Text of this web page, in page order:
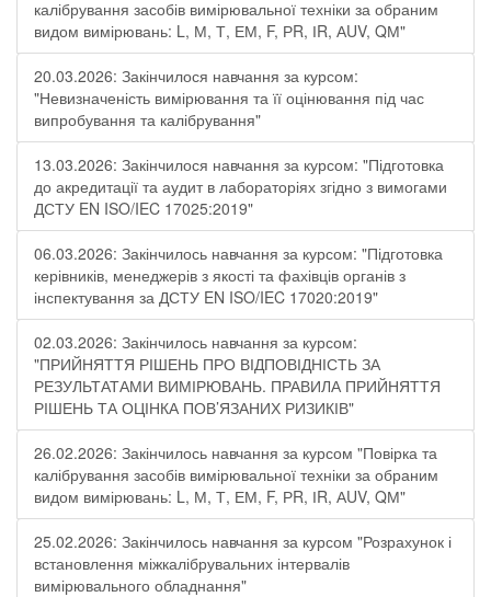
калібрування засобів вимірювальної техніки за обраним
видом вимірювань: L, М, Т, ЕМ, F, РR, ІR, АUV, QМ"
20.03.2026: Закінчилося навчання за курсом:
"Невизначеність вимірювання та її оцінювання під час
випробування та калібрування"
13.03.2026: Закінчилося навчання за курсом: "Підготовка
до акредитації та аудит в лабораторіях згідно з вимогами
ДСТУ EN ISO/IEC 17025:2019"
06.03.2026: Закінчилось навчання за курсом: "Підготовка
керівників, менеджерів з якості та фахівців органів з
інспектування за ДСТУ EN ISO/IEC 17020:2019"
02.03.2026: Закінчилось навчання за курсом:
"ПРИЙНЯТТЯ РІШЕНЬ ПРО ВІДПОВІДНІСТЬ ЗА
РЕЗУЛЬТАТАМИ ВИМІРЮВАНЬ. ПРАВИЛА ПРИЙНЯТТЯ
РІШЕНЬ ТА ОЦІНКА ПОВ’ЯЗАНИХ РИЗИКІВ"
26.02.2026: Закінчилось навчання за курсом "Повірка та
калібрування засобів вимірювальної техніки за обраним
видом вимірювань: L, М, Т, ЕМ, F, РR, ІR, АUV, QМ"
25.02.2026: Закінчилось навчання за курсом "Розрахунок і
встановлення міжкалібрувальних інтервалів
вимірювального обладнання"